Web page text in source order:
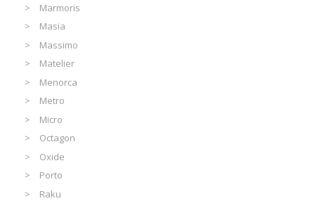
Marmoris
Masia
Massimo
Matelier
Menorca
Metro
Micro
Octagon
Oxide
Porto
Raku